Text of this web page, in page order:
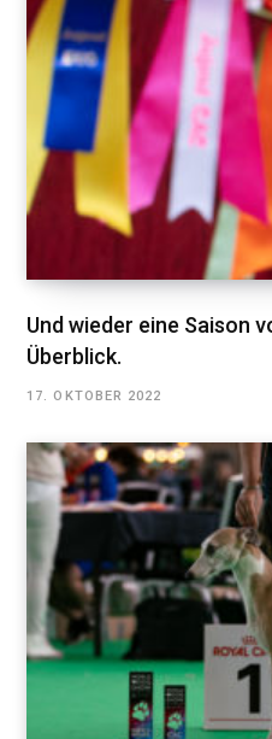
Und wieder eine Saison
Überblick.
17. OKTOBER 2022